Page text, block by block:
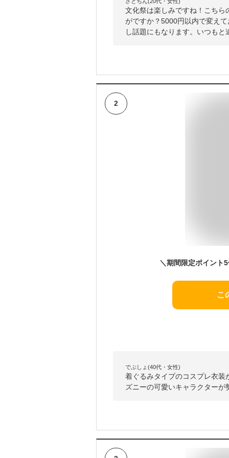
文化祭は楽しみですね！こち
がですか？5000円以内で変え
し話題にもなります。いつも
2
こ
でぶしょ(40代・女性)
着ぐるみタイプのコスプレ衣
ズニーの可愛いキャラクターが